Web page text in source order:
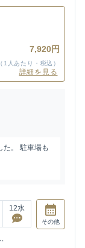
7,920円
（1人あたり・税込）
詳細を見る
た。 駐車場も
12水
その他